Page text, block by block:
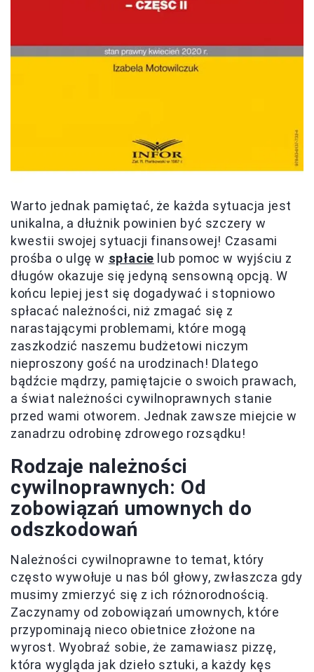
Warto jednak pamiętać, że każda sytuacja jest
unikalna, a dłużnik powinien być szczery w
kwestii swojej sytuacji finansowej! Czasami
prośba o ulgę w spłacie lub pomoc w wyjściu z
długów okazuje się jedyną sensowną opcją. W
końcu lepiej jest się dogadywać i stopniowo
spłacać należności, niż zmagać się z
narastającymi problemami, które mogą
zaszkodzić naszemu budżetowi niczym
nieproszony gość na urodzinach! Dlatego
bądźcie mądrzy, pamiętajcie o swoich prawach,
a świat należności cywilnoprawnych stanie
przed wami otworem. Jednak zawsze miejcie w
zanadrzu odrobinę zdrowego rozsądku!
Rodzaje należności
cywilnoprawnych: Od
zobowiązań umownych do
odszkodowań
Należności cywilnoprawne to temat, który
często wywołuje u nas ból głowy, zwłaszcza gdy
musimy zmierzyć się z ich różnorodnością.
Zaczynamy od zobowiązań umownych, które
przypominają nieco obietnice złożone na
wyrost. Wyobraź sobie, że zamawiasz pizzę,
która wygląda jak dzieło sztuki, a każdy kęs